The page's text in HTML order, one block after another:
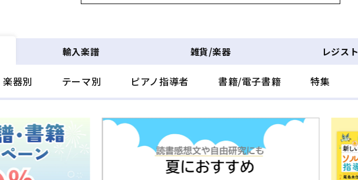
楽器別 テーマ別 ピアノ指導者 書籍/電子書籍 特集
輸入楽譜 雑貨/楽器 レジスト